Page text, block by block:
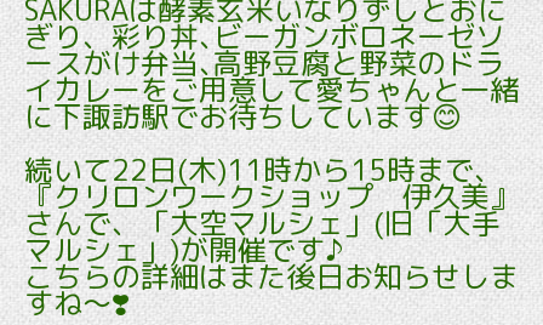
SAKURAは酵素玄米いなりずしとおに
ぎり、彩り丼､ビーガンボロネーゼソ
ースがけ弁当､高野豆腐と野菜のドラ
イカレーをご用意して愛ちゃんと一緒
に下諏訪駅でお待ちしています😊
続いて22日(木)11時から15時まで、
『クリロンワークショップ 伊久美』
さんで、「大空マルシェ」(旧「大手
マルシェ」)が開催です♪
こちらの詳細はまた後日お知らせしま
すね～❣️